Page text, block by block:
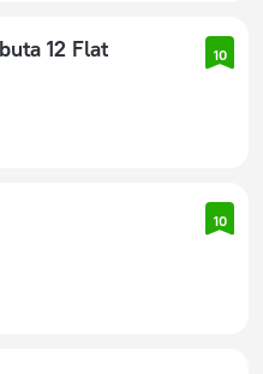
12 Flat 10
10